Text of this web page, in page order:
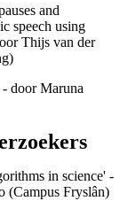
and
speech using
Thijs van der
door Maruna
in science' -
(Campus Fryslân)